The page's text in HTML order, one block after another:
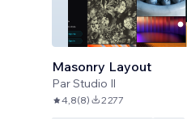
Masonry Layout
ParStudio Il
4,8(8) 2 277